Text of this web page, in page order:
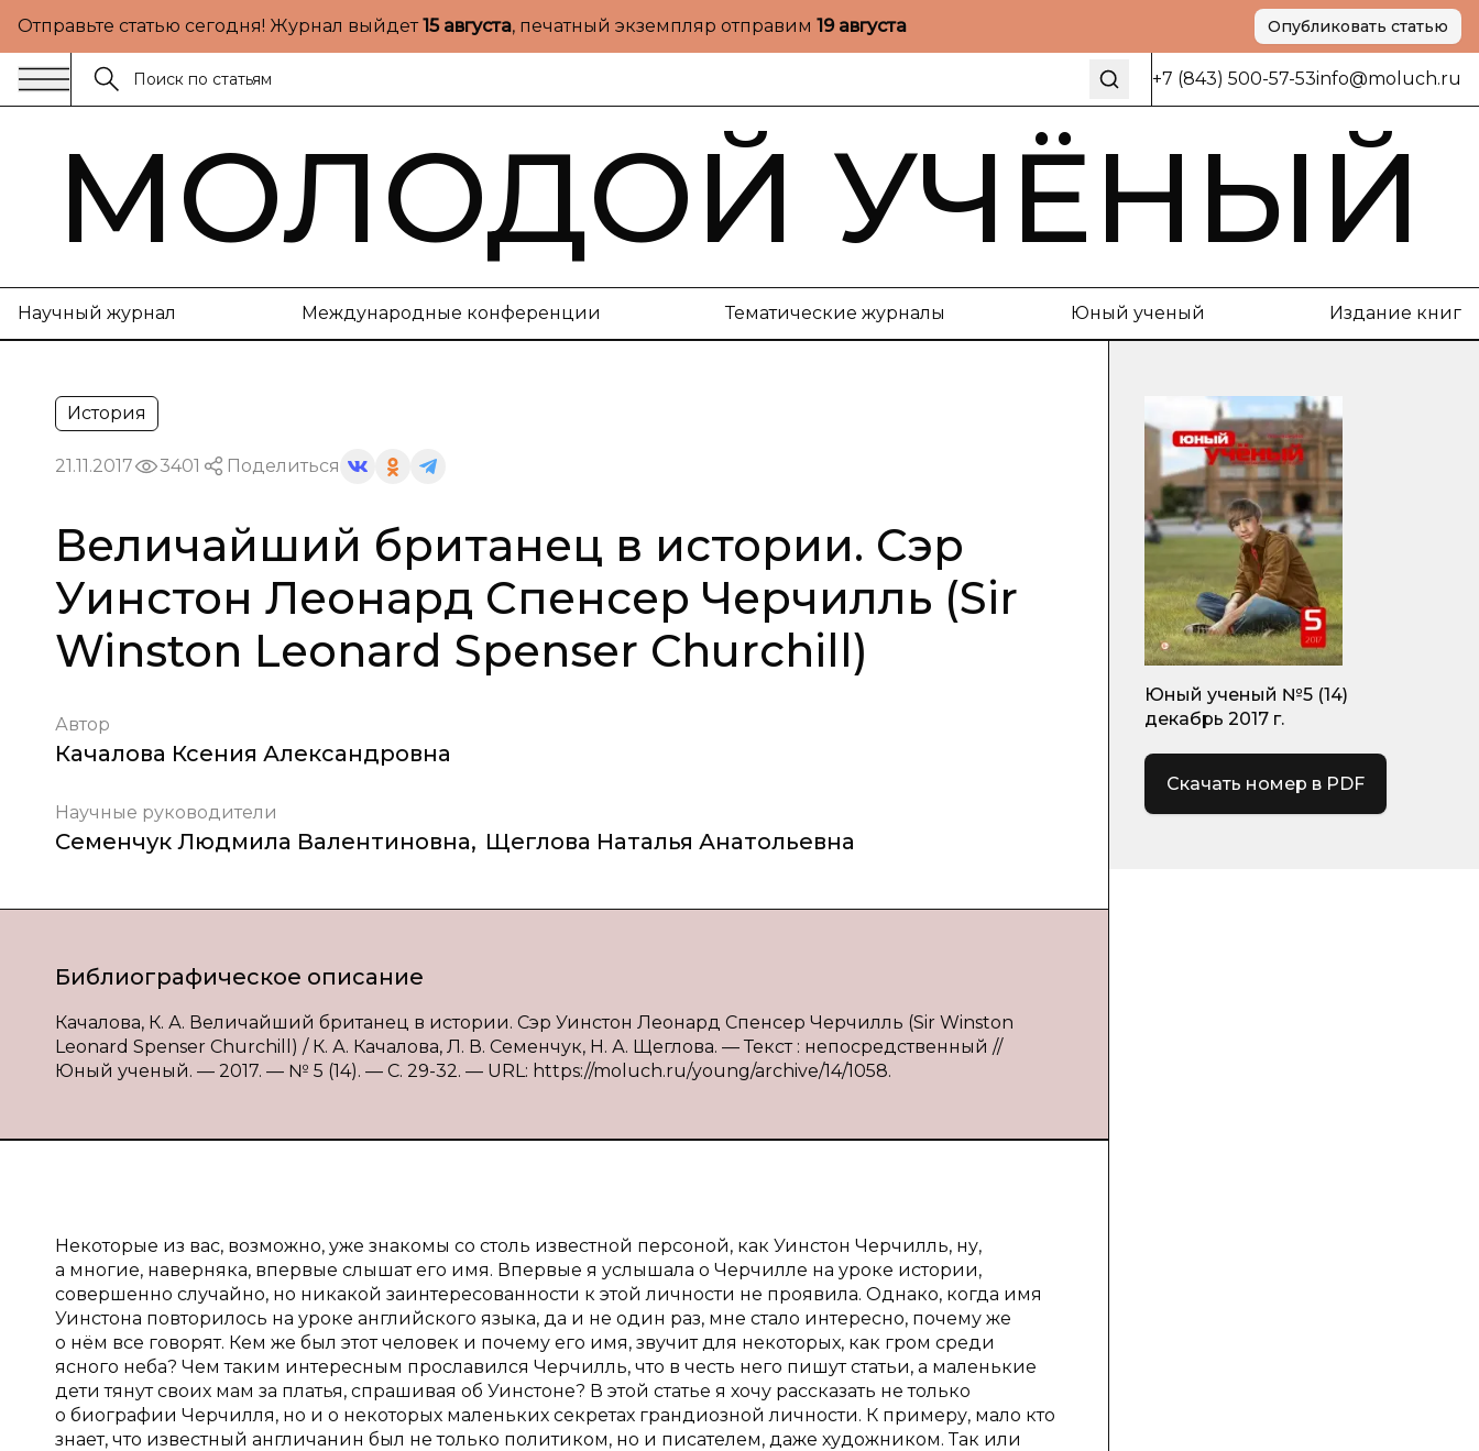
Отправьте статью сегодня! Журнал выйдет15 августа, печатный экземпляр отправим 19 августа Опубликовать статью
+7 (843) 500-57-53info@moluch.ru
МОЛОДОЙ УЧЁНЫЙ
Научный журнал Международные конференции Тематические журналы Юный ученый Издание книг
История
21.11.2017 3401 Поделиться
Величайший британец в истории. Сэр
Уинстон Леонард Спенсер Черчилль (Sir
Winston Leonard Spenser Churchill)
Автор
Качалова Ксения Александровна
Научные руководители
Семенчук Людмила Валентиновна, Щеглова Наталья Анатольевна
Библиографическое описание
Качалова, К. А. Величайший британец в истории. Сэр Уинстон Леонард Спенсер Черчилль (Sir Winston
Leonard Spenser Churchill) / К. А. Качалова, Л. В. Семенчук, Н. А. Щеглова. — Текст : непосредственный //
Юный ученый. — 2017. — № 5 (14). — С. 29-32. — URL: https://moluch.ru/young/archive/14/1058.
Некоторые из вас, возможно, уже знакомы со столь известной персоной, как Уинстон Черчилль, ну,
а многие, наверняка, впервые слышат его имя. Впервые я услышала о Черчилле на уроке истории,
совершенно случайно, но никакой заинтересованности к этой личности не проявила. Однако, когда имя
Уинстона повторилось на уроке английского языка, да и не один раз, мне стало интересно, почему же
о нём все говорят. Кем же был этот человек и почему его имя, звучит для некоторых, как гром среди
ясного неба? Чем таким интересным прославился Черчилль, что в честь него пишут статьи, а маленькие
дети тянут своих мам за платья, спрашивая об Уинстоне? В этой статье я хочу рассказать не только
о биографии Черчилля, но и о некоторых маленьких секретах грандиозной личности. К примеру, мало кто
знает, что известный англичанин был не только политиком, но и писателем, даже художником. Так или
Юный ученый №5 (14)
декабрь 2017 г.
Скачать номер в PDF